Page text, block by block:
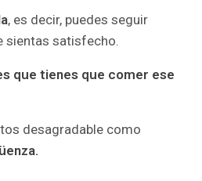
, es decir, puedes seguir
sientas satisfecho.
que tienes que comer ese
desagradable como